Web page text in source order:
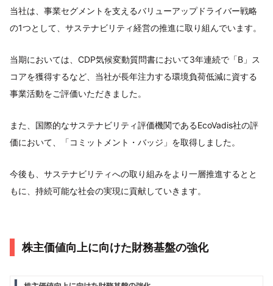
当社は、事業セグメントを支えるバリューアップドライバー戦略
の1つとして、サステナビリティ経営の推進に取り組んでいます。
当期においては、CDP気候変動質問書において3年連続で「B」ス
コアを獲得するなど、当社が長年注力する環境負荷低減に資する
事業活動をご評価いただきました。
また、国際的なサステナビリティ評価機関であるEcoVadis社の評
価において、「コミットメント・バッジ」を取得しました。
今後も、サステナビリティへの取り組みをより一層推進するとと
もに、持続可能な社会の実現に貢献していきます。
株主価値向上に向けた財務基盤の強化